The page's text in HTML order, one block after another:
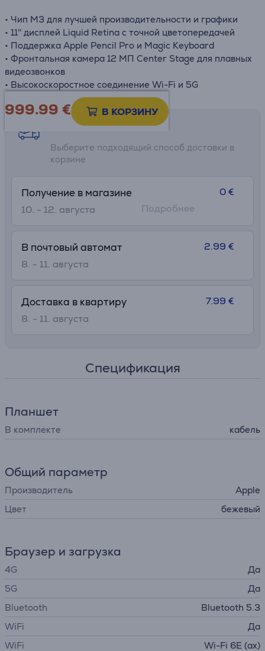
• Чип M3 для лучшей производительности и графики
• 11'' дисплей Liquid Retina с точной цветопередачей
• Поддержка Apple Pencil Pro и Magic Keyboard
• Фронтальная камера 12 МП Center Stage для плавных
видеозвонков
• Высокоскоростное соединение Wi-Fi и 5G
999.99 € В КОРЗИНУ
Возможности доставки
Выберите подходящий способ доставки в
корзине
Получение в магазине
10. - 12. августа
0 €
Подробнее
В почтовый автомат
8. - 11. августа
2.99 €
Доставка в квартиру
8. - 11. августа
7.99 €
Спецификация
Планшет
В комплекте кабель
Общий параметр
Производитель
Apple
Цвет
бежевый
Браузер и загрузка
4G
Да
5G
Да
Bluetooth
Bluetooth 5.3
WiFi
Да
WiFi
Wi-Fi 6E (ax)